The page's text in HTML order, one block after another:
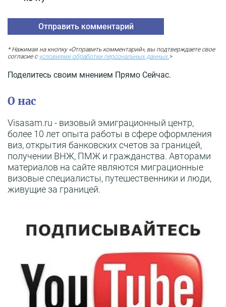
* Нажимая на кнопку «Отправить комментарий», вы подтверждаете свое
согласие с условиями обработки персональных данных.>
Поделитесь своим мнением Прямо Сейчас.
О нас
Visasam.ru - визовый эмиграционный центр,
более 10 лет опыта работы в сфере оформления
виз, открытия банковских счетов за границей,
получении ВНЖ, ПМЖ и гражданства. Авторами
материалов на сайте являются миграционные
визовые специалисты, путешественники и люди,
живущие за границей.